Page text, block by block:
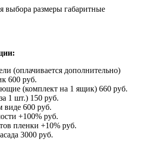
выбора размеры габаритные
(оплачивается дополнительно)
600 руб.
(комплект на 1 ящик) 660 руб.
1 шт.) 150 руб.
виде 600 руб.
+100% руб.
пленки +10% руб.
3000 руб.